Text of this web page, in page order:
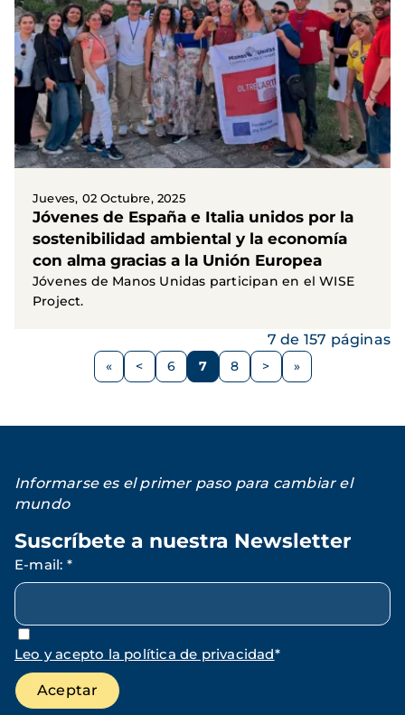
Jueves, 02 Octubre, 2025
Jóvenes de España e Italia unidos por la
sostenibilidad ambiental y la economía
con alma gracias a la Unión Europea
Jóvenes de Manos Unidas participan en el WISE
Project.
Paginación
Página
< Página
6 Página
7 Página
8
Siguiente
>
7 de 157 páginas
Informarse es el primer paso para cambiar el
mundo
Suscríbete a nuestra Newsletter
E-mail: *
Leo y acepto la política de privacidad*